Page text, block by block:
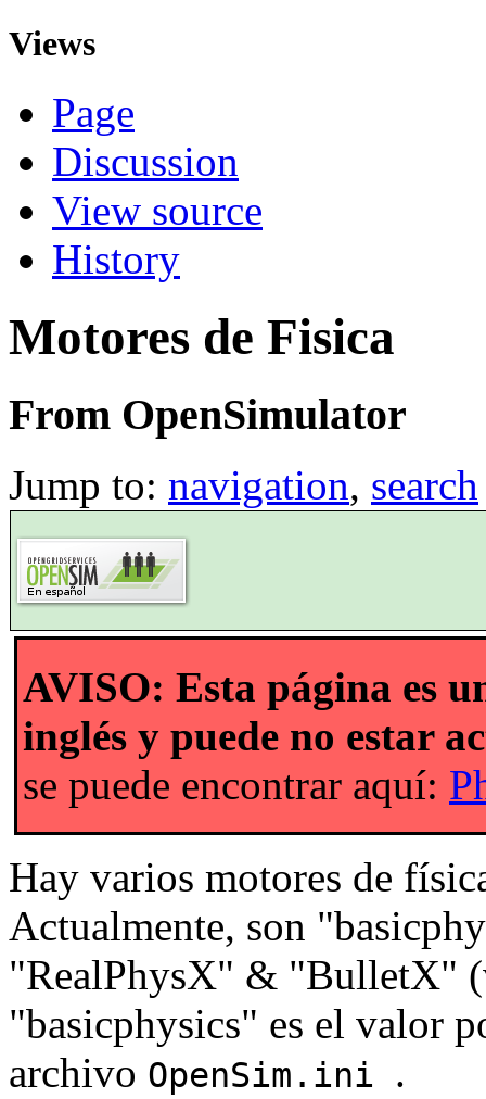
Views
Page
Discussion
View source
History
Motores de Fisica
From OpenSimulator
Jump to: navigation, search
AVISO: Esta página es
inglés y puede no estar
se puede encontrar aquí:
Hay varios motores de
Actualmente, son
"RealPhysX" & "BulletX"
"basicphysics" es el valor
archivo OpenSim.ini .